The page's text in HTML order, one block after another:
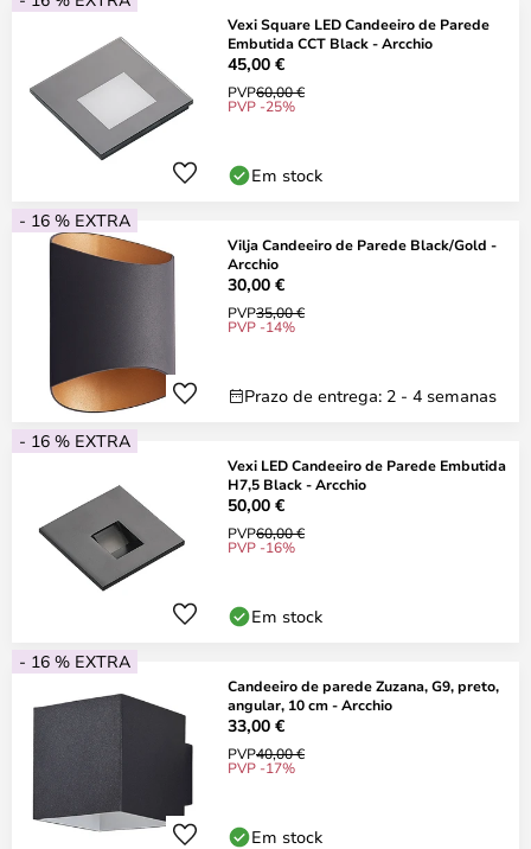
Vexi Square LED Candeeiro de Parede
Embutida CCT Black - Arcchio
45,00 €
PVP60,00 €
PVP -25%
Em stock
- 16 % EXTRA
Vilja Candeeiro de Parede Black/Gold -
Arcchio
30,00 €
PVP35,00 €
PVP -14%
Prazo de entrega: 2 - 4 semanas
- 16 % EXTRA
Vexi LED Candeeiro de Parede Embutida
H7,5 Black - Arcchio
50,00 €
PVP60,00 €
PVP -16%
Em stock
- 16 % EXTRA
Candeeiro de parede Zuzana, G9, preto,
angular, 10 cm - Arcchio
33,00 €
PVP40,00 €
PVP -17%
Em stock